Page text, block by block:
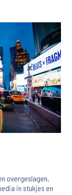
overgeslagen,
in stukjes en